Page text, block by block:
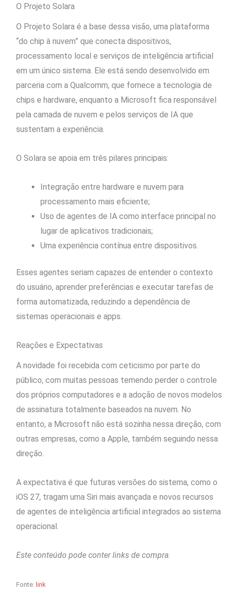
O Projeto Solara
O Projeto Solara é a base dessa visão, uma plataforma
“do chip à nuvem” que conecta dispositivos,
processamento local e serviços de inteligência artificial
em um único sistema. Ele está sendo desenvolvido em
parceria com a Qualcomm, que fornece a tecnologia de
chips e hardware, enquanto a Microsoft fica responsável
pela camada de nuvem e pelos serviços de IA que
sustentam a experiência.
O Solara se apoia em três pilares principais:
Integração entre hardware e nuvem para
processamento mais eficiente;
Uso de agentes de IA como interface principal no
lugar de aplicativos tradicionais;
Uma experiência contínua entre dispositivos.
Esses agentes seriam capazes de entender o contexto
do usuário, aprender preferências e executar tarefas de
forma automatizada, reduzindo a dependência de
sistemas operacionais e apps.
Reações e Expectativas
A novidade foi recebida com ceticismo por parte do
público, com muitas pessoas temendo perder o controle
dos próprios computadores e a adoção de novos modelos
de assinatura totalmente baseados na nuvem. No
entanto, a Microsoft não está sozinha nessa direção, com
outras empresas, como a Apple, também seguindo nessa
direção.
A expectativa é que futuras versões do sistema, como o
iOS 27, tragam uma Siri mais avançada e novos recursos
de agentes de inteligência artificial integrados ao sistema
operacional.
Este conteúdo pode conter links de compra.
Fonte: link